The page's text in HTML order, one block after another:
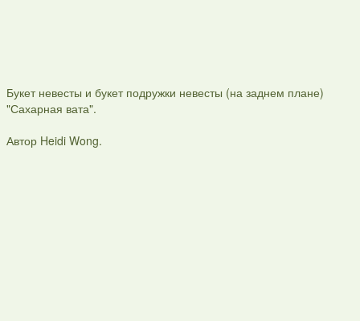
Букет невесты и букет подружки невесты (на заднем плане)
"Сахарная вата".
Автор Heidi Wong.